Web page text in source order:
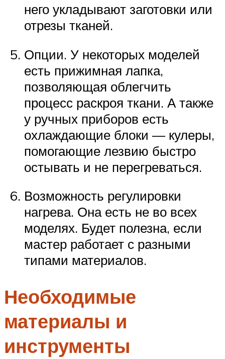
него укладывают заготовки или
отрезы тканей.
Опции. У некоторых моделей
есть прижимная лапка,
позволяющая облегчить
процесс раскроя ткани. А также
у ручных приборов есть
охлаждающие блоки — кулеры,
помогающие лезвию быстро
остывать и не перегреваться.
Возможность регулировки
нагрева. Она есть не во всех
моделях. Будет полезна, если
мастер работает с разными
типами материалов.
Необходимые
материалы и
инструменты